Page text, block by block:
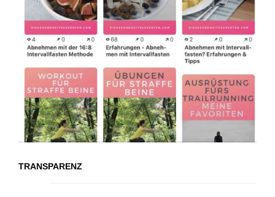
TRANSPARENZ